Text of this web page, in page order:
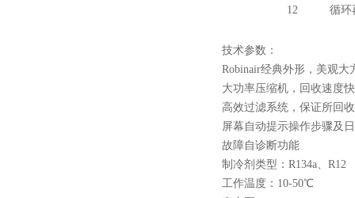
12
循环
技术参数：
Robinair经典外形，美观大
大功率压缩机，回收速度快
高效过滤系统，保证所回
屏幕自动提示操作步骤及
故障自诊断功能
制冷剂类型：R134a、R12
工作温度：10-50℃